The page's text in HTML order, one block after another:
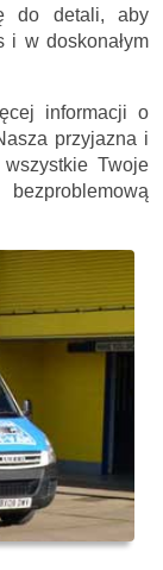
do detali, aby
i w doskonałym
informacji o
przyjazna i
Twoje